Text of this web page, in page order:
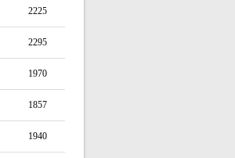
2225
2295
1970
1857
1940